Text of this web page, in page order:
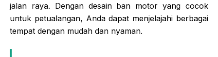
jalan raya. Dengan desain ban motor yang cocok
untuk petualangan, Anda dapat menjelajahi berbagai
tempat dengan mudah dan nyaman.